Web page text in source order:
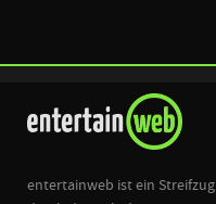
entertainweb ist ein Streifzug